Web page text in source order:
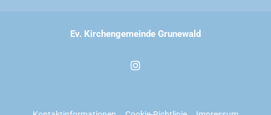
Ev. Kirchengemeinde Grunewald